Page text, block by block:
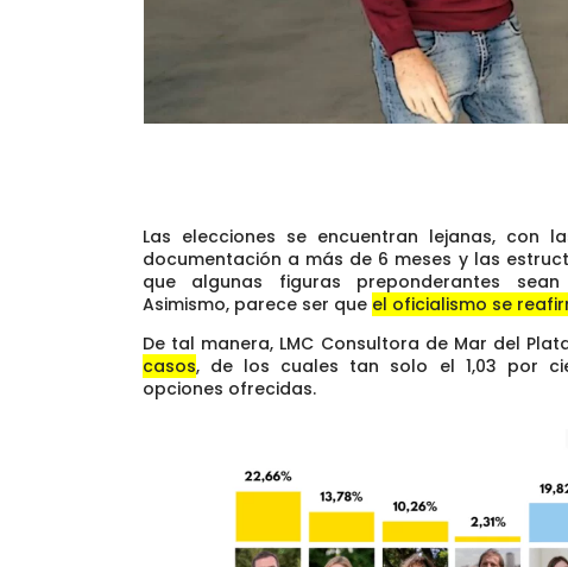
Las elecciones se encuentran lejanas, con
documentación a más de 6 meses y las
que algunas figuras preponderantes
Asimismo, parece ser que el oficialismo se
De tal manera, LMC Consultora de Mar del
casos, de los cuales tan solo el 1,03 por
opciones ofrecidas.